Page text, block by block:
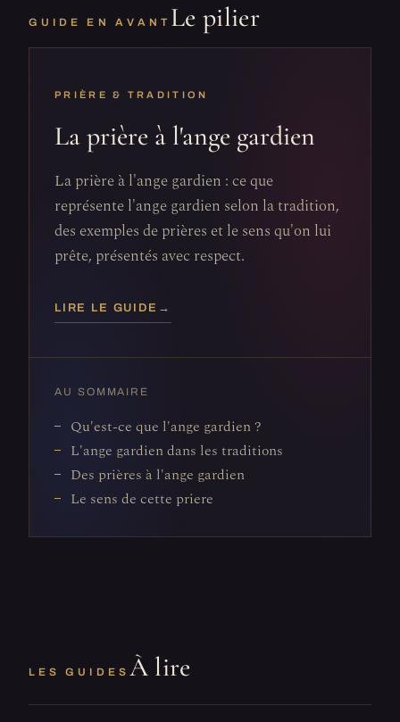
GUIDE EN AVANT Le pilier
PRIÈRE & TRADITION
La prière à l'ange gardien
La prière à l'ange gardien : ce que
représente l'ange gardien selon la tradition,
des exemples de prières et le sens qu'on lui
prête, présentés avec respect.
LIRE LE GUIDE →
AU SOMMAIRE
Qu'est-ce que l'ange gardien ?
L'ange gardien dans les traditions
Des prières à l'ange gardien
Le sens de cette priere
LES GUIDES À lire